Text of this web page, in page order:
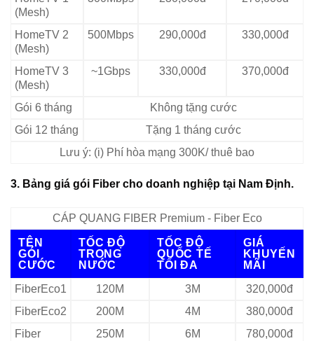
(Mesh)
HomeTV 2
(Mesh)
500Mbps 290,000đ 330,000đ
HomeTV 3
(Mesh)
~1Gbps 330,000đ 370,000đ
Gói 6 tháng
Không tặng cước
Gói 12 tháng
Tặng 1 tháng cước
Lưu ý: (i) Phí hòa mạng 300K/ thuê bao
3. Bảng giá gói Fiber cho doanh nghiệp tại Nam Định.
CÁP QUANG FIBER Premium - Fiber Eco
TÊN
GÓI
CƯỚC
TỐC ĐỘ
TRONG
NƯỚC
TỐC ĐỘ
QUỐC TẾ
TỐI ĐA
GIÁ
KHUYẾN
MÃI
FiberEco1
120M 3M
320,000đ
FiberEco2
200M 4M
380,000đ
Fiber
250M 6M 780,000đ